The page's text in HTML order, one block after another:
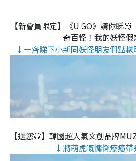
【新會員限定】《U GO》請你睇
奇百怪！我的妖怪假
↓一齊睇下小新同妖怪朋友們點
【送您🐯】韓國超人氣文創品牌
↓將萌虎嘅慵懶療癒